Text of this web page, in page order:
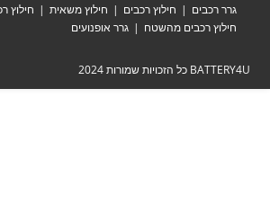
חילוץ רכבים חילוץ משאית
חילוץ רכב אחרי תאונה
מהשטח
גרר אופנועים